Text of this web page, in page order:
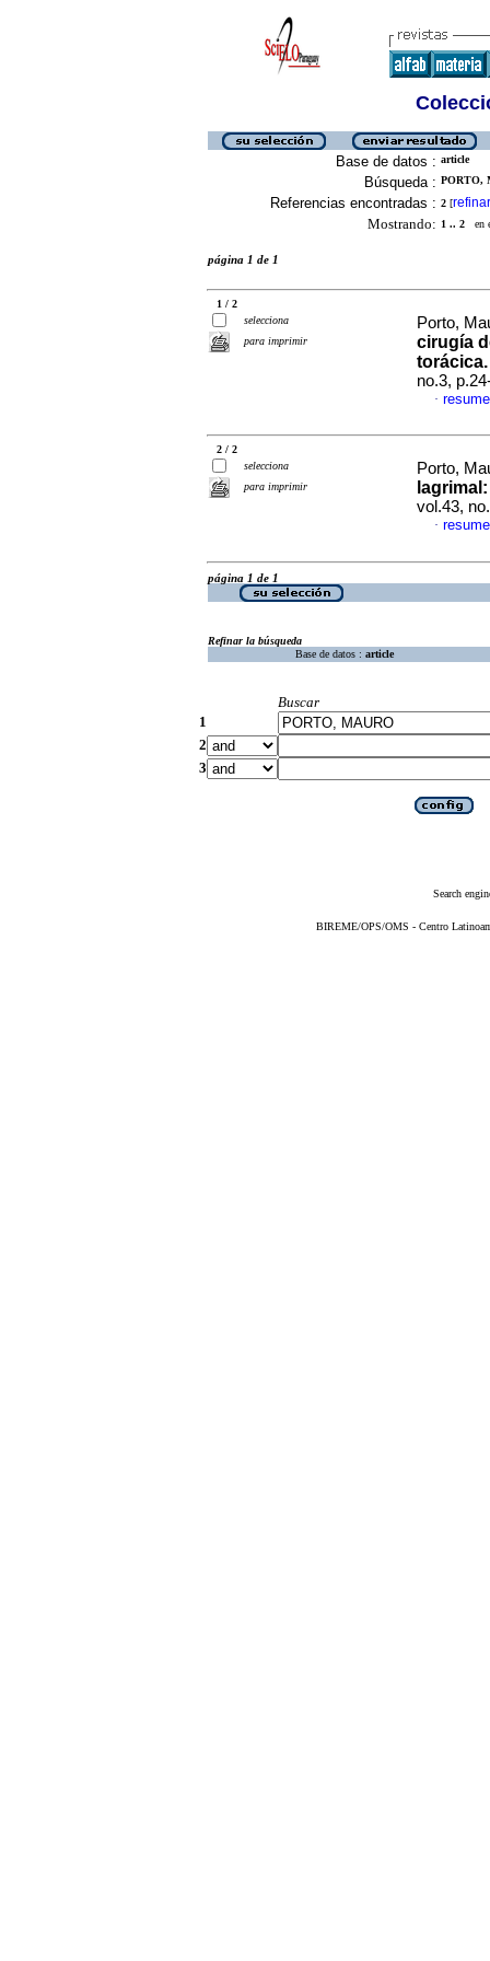
Base de datos : article
Búsqueda : PORTO,
Referencias encontradas : 2 [refinar
Mostrando: 1 .. 2 en
página 1 de 1
1 / 2
selecciona
para imprimir
Porto,
cirugía
no.3,
·
2 / 2
selecciona
para imprimir
Porto,
vol.43,
·
página 1 de 1
Refinar la búsqueda
Base de datos : article
Buscar
1
2
3
Search
BIREME/OPS/OMS - Centro